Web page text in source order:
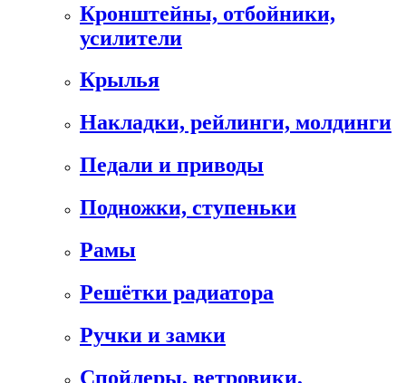
Кронштейны, отбойники,
усилители
Крылья
Накладки, рейлинги, молдинги
Педали и приводы
Подножки, ступеньки
Рамы
Решётки радиатора
Ручки и замки
Спойлеры, ветровики,